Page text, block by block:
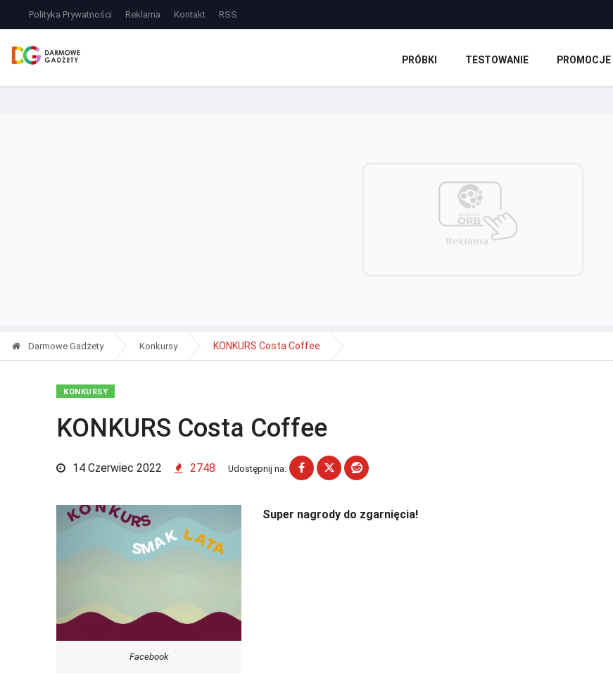
Polityka Prywatności Reklama Kontakt RSS
PRÓBKI TESTOWANIE PROMOCJE
Darmowe Gadżety Konkursy KONKURS Costa Coffee
KONKURSY
KONKURS Costa Coffee
14 Czerwiec 2022 2748 Udostępnij na:
Facebook
Super nagrody do zgarnięcia!